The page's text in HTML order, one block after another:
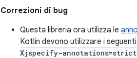
Correzioni di bug
Questa libreria ora utilizza le
Kotlin devono utilizzare i
Xjspecify-annotations=strict